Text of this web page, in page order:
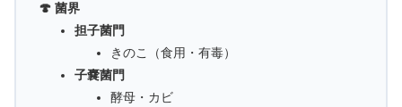
🍄 菌界
担子菌門
きのこ（食用・有毒）
子嚢菌門
酵母・カビ